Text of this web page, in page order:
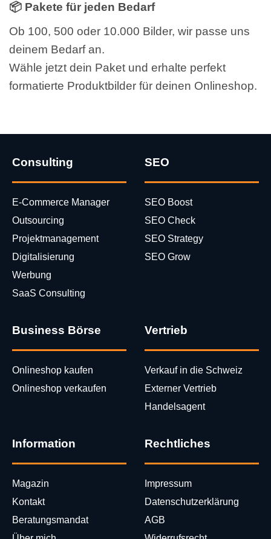
📦 Pakete für jeden Bedarf
Ob 100, 500 oder 10.000 Bilder, wir passe uns
deinem Bedarf an.
Wähle jetzt dein Paket und erhalte perfekt
formatierte Produktbilder für deinen Onlineshop.
Consulting
E-Commerce Manager
Outsourcing
Projektmanagement
Digitalisierung
Werbung
SaaS Consulting
SEO
SEO Boost
SEO Check
SEO Strategy
SEO Grow
Business Börse
Onlineshop kaufen
Onlineshop verkaufen
Vertrieb
Verkauf in die Schweiz
Externer Vertrieb
Handelsagent
Information
Magazin
Kontakt
Beratungsmandat
Rechtliches
Impressum
Datenschutzerklärung
AGB